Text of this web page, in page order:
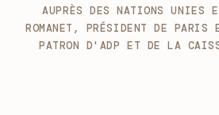
AUPRÈS DES NATIONS UNIES
ROMANET, PRÉSIDENT DE PARIS
PATRON D'ADP ET DE LA